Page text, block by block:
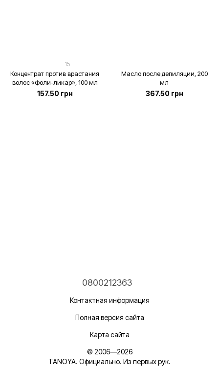
15
Концентрат против врастания
волос «Фоли-ликар», 100 мл
157.50 грн
Масло после депиляции, 200
мл
367.50 грн
0800212363
Контактная информация
Полная версия сайта
Карта сайта
© 2006—2026
TANOYA. Официально. Из первых рук.